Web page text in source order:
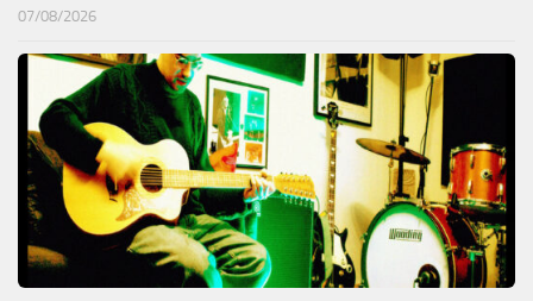
07/08/2026